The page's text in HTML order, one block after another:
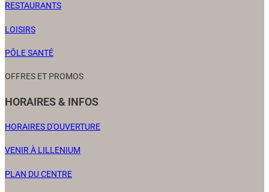
RESTAURANTS
LOISIRS
PÔLE SANTÉ
OFFRES ET PROMOS
HORAIRES & INFOS
HORAIRES D'OUVERTURE
VENIR À LILLENIUM
PLAN DU CENTRE